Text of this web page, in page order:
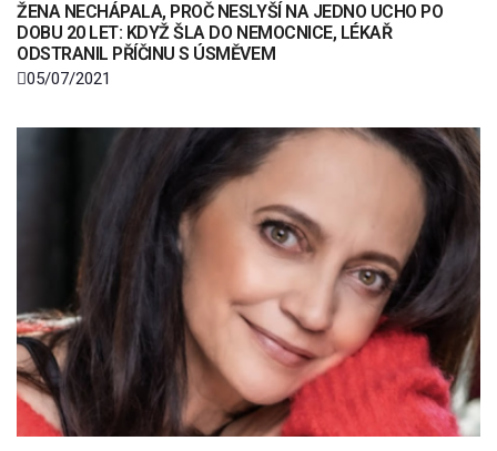
ŽENA NECHÁPALA, PROČ NESLYŠÍ NA JEDNO UCHO PO
DOBU 20 LET: KDYŽ ŠLA DO NEMOCNICE, LÉKAŘ
ODSTRANIL PŘÍČINU S ÚSMĚVEM
05/07/2021